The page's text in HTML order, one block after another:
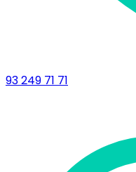
93 249 71 71